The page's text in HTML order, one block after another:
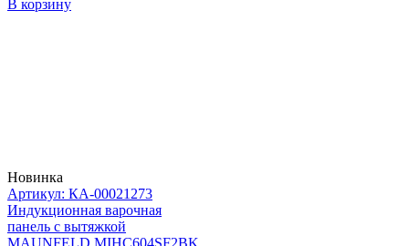
В корзину
Новинка
Артикул: КА-00021273
Индукционная варочная
панель с вытяжкой
MAUNFELD MIHC604SF2BK